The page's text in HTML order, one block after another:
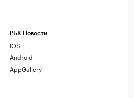
РБК Новости
iOS
Android
AppGallery